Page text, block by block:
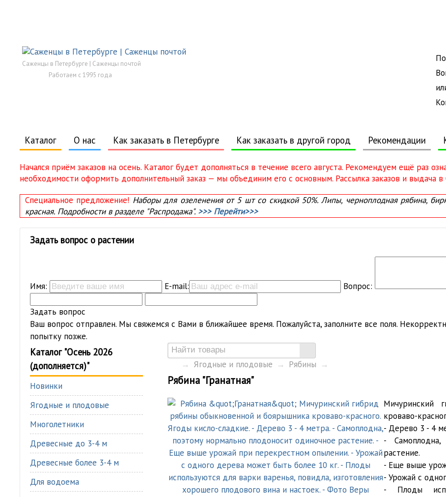
Саженцы в Петербурге | Саженцы почтой
Работаем с 1995 года
Каталог О нас Как заказать в Петербурге Как заказать в другой город Рекомендации
Начался приём заказов на осень. Каталог будет дополняться в течение всего августа. Рекомендуем ещё раз
необходимости оформить дополнительный заказ — мы объединим его с основным. Рассылка заказов и выдача в
Специальное предложение! Наборы для озеленения от 5 шт со скидкой 50%. Липы, черноплодная рябина,
красная. Подробности в разделе "Распродажа". >>> Перейти>>>
Задать вопрос о растении
Имя: E-mail: Вопрос:
Задать вопрос
Ваш вопрос отправлен. Мы свяжемся с Вами в ближайшее время. Пожалуйста, заполните все поля.
попытку позже.
Каталог "Осень 2026
(дополняется)"
Новинки
Ягодные и плодовые
Многолетники
Древесные до 3-4 м
Древесные более 3-4 м
Для водоема
→ Ягодные и плодовые → Рябины →
Рябина "Гранатная"
Мичуринский
кроваво-
- Дерево 3 - 4
- Самоплодна,
растение.
- Еще выше
- Урожай с
- Плоды